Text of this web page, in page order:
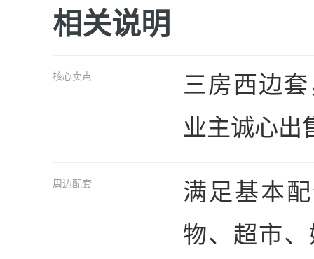
相关说明
核心卖点
三房西边
业主诚心出
周边配套
满足基本
物、超市